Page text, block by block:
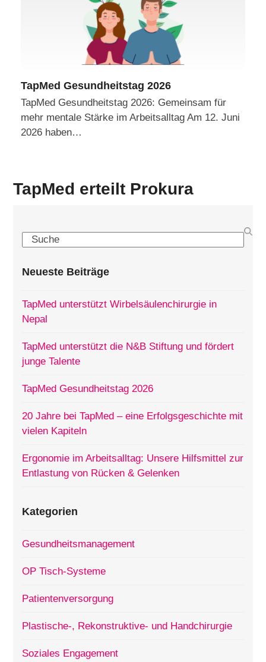
TapMed Gesundheitstag 2026
TapMed Gesundheitstag 2026: Gemeinsam für
mehr mentale Stärke im Arbeitsalltag Am 12. Juni
2026 haben…
TapMed erteilt Prokura
Search
Neueste Beiträge
TapMed unterstützt Wirbelsäulenchirurgie in
Nepal
TapMed unterstützt die N&B Stiftung und fördert
junge Talente
TapMed Gesundheitstag 2026
20 Jahre bei TapMed – eine Erfolgsgeschichte mit
vielen Kapiteln
Ergonomie im Arbeitsalltag: Unsere Hilfsmittel zur
Entlastung von Rücken & Gelenken
Kategorien
Gesundheitsmanagement
OP Tisch-Systeme
Patientenversorgung
Plastische-, Rekonstruktive- und Handchirurgie
Soziales Engagement